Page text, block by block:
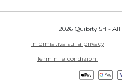
2026 Quibity Srl - All
Informativa sulla privacy
Termini e condizioni